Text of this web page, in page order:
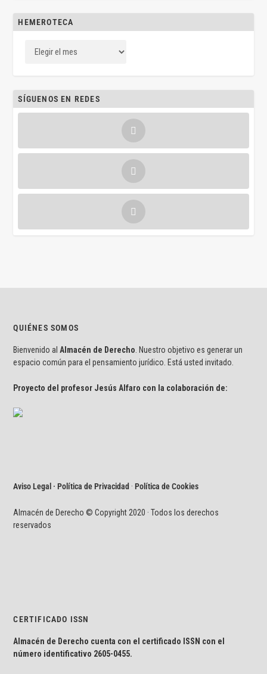
HEMEROTECA
SÍGUENOS EN REDES
QUIÉNES SOMOS
Bienvenido al Almacén de Derecho . Nuestro objetivo es generar un
espacio común para el pensamiento jurídico. Está usted invitado.
Proyecto del profesor Jesús Alfaro con la colaboración de:
Aviso Legal · Política de Privacidad ·Política de Cookies
Almacén de Derecho © Copyright 2020 · Todos los derechos
reservados
CERTIFICADO ISSN
Almacén de Derecho cuenta con el certificado ISSN con el
número identificativo 2605-0455.